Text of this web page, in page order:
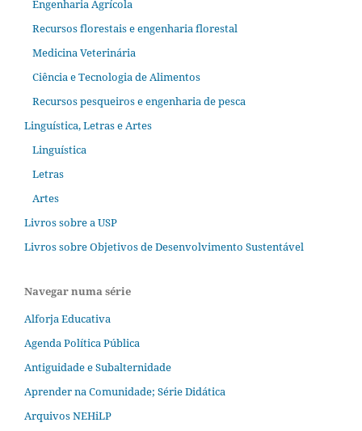
Engenharia Agrícola
Recursos florestais e engenharia florestal
Medicina Veterinária
Ciência e Tecnologia de Alimentos
Recursos pesqueiros e engenharia de pesca
Linguística, Letras e Artes
Linguística
Letras
Artes
Livros sobre a USP
Livros sobre Objetivos de Desenvolvimento Sustentável
Navegar numa série
Alforja Educativa
Agenda Política Pública
Antiguidade e Subalternidade
Aprender na Comunidade; Série Didática
Arquivos NEHiLP